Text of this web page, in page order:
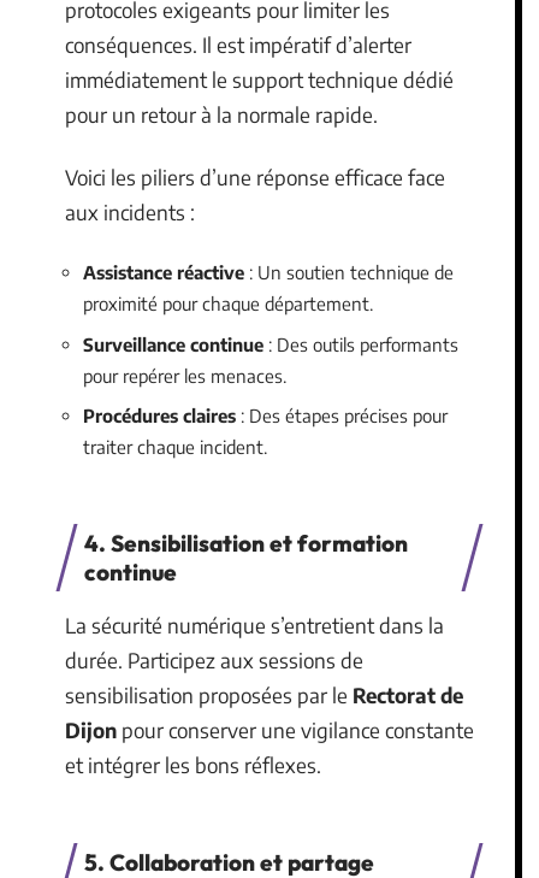
protocoles exigeants pour limiter les
conséquences. Il est impératif d’alerter
immédiatement le support technique dédié
pour un retour à la normale rapide.
Voici les piliers d’une réponse efficace face
aux incidents :
Assistance réactive : Un soutien technique de
proximité pour chaque département.
Surveillance continue : Des outils performants
pour repérer les menaces.
Procédures claires : Des étapes précises pour
traiter chaque incident.
4. Sensibilisation et formation
continue
La sécurité numérique s’entretient dans la
durée. Participez aux sessions de
sensibilisation proposées par le Rectorat de
Dijon pour conserver une vigilance constante
et intégrer les bons réflexes.
5. Collaboration et partage